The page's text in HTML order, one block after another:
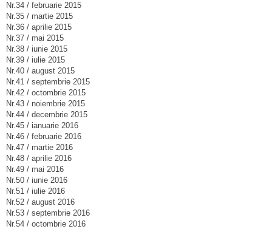
Nr.34 / februarie 2015
Nr.35 / martie 2015
Nr.36 / aprilie 2015
Nr.37 / mai 2015
Nr.38 / iunie 2015
Nr.39 / iulie 2015
Nr.40 / august 2015
Nr.41 / septembrie 2015
Nr.42 / octombrie 2015
Nr.43 / noiembrie 2015
Nr.44 / decembrie 2015
Nr.45 / ianuarie 2016
Nr.46 / februarie 2016
Nr.47 / martie 2016
Nr.48 / aprilie 2016
Nr.49 / mai 2016
Nr.50 / iunie 2016
Nr.51 / iulie 2016
Nr.52 / august 2016
Nr.53 / septembrie 2016
Nr.54 / octombrie 2016